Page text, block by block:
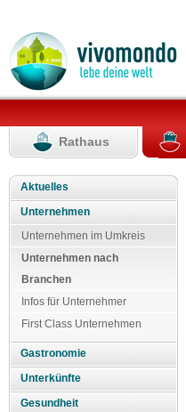
Rathaus
Aktuelles
Unternehmen
Unternehmen im Umkreis
Unternehmen nach
Branchen
Infos für Unternehmer
First Class Unternehmen
Gastronomie
Unterkünfte
Gesundheit